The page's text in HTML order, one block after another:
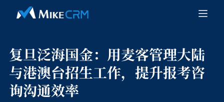
复旦泛海国金： 用麦客管理大陆
与港澳台招生工作，提升报考咨
询沟通效率